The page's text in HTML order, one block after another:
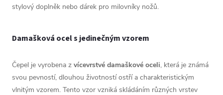
stylový doplněk nebo dárek pro milovníky nožů.
Damašková ocel s jedinečným vzorem
Čepel je vyrobena z vícevrstvé damaškové oceli, která je známá
svou pevností, dlouhou životností ostří a charakteristickým
vlnitým vzorem. Tento vzor vzniká skládáním různých vrstev